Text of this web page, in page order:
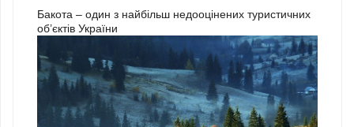
Бакота – один з найбільш недооцінених туристичних
об’єктів України